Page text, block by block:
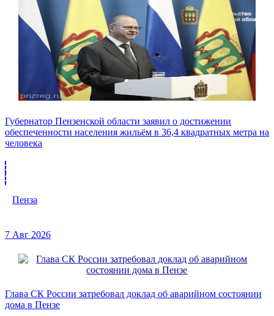
Губернатор Пензенской области заявил о достижении
обеспеченности населения жильём в 36,4 квадратных метра на
человека
Пенза
7 Авг 2026
Глава СК России затребовал доклад об аварийном состоянии
дома в Пензе